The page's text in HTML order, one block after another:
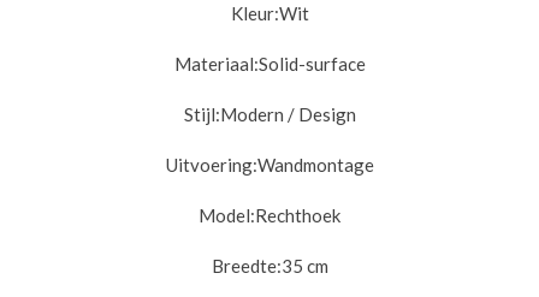
Kleur:Wit
Materiaal:Solid-surface
Stijl:Modern / Design
Uitvoering:Wandmontage
Model:Rechthoek
Breedte:35 cm